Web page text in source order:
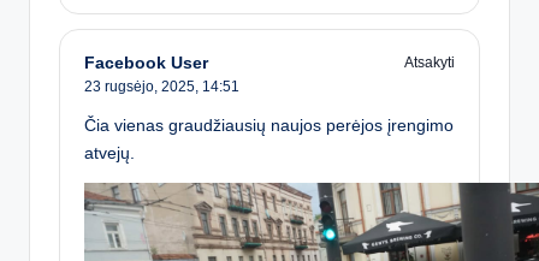
Facebook User
Atsakyti
23 rugsėjo, 2025, 14:51
Čia vienas graudžiausių naujos perėjos įrengimo
atvejų.